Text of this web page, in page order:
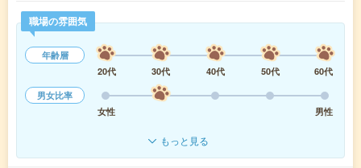
職場の雰囲気
年齢層
20代
30代 40代 50代
60代
男女比率
女性
男性
もっと見る